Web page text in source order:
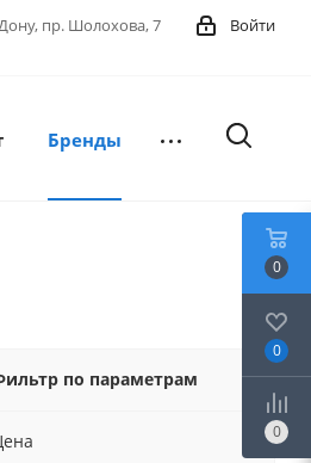
Войти
пр. Шолохова, 7
Бренды
по параметрам
0
0
0